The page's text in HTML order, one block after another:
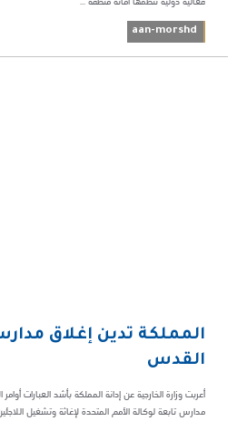
aan-morshd
المملكة تدين إغلاق
القدس
أعربت وزارة الخارجية عن إدانة المملكة بأشد العبارات
مدارس تابعة لوكالة الأمم المتحدة لإغاثة وتشغيل